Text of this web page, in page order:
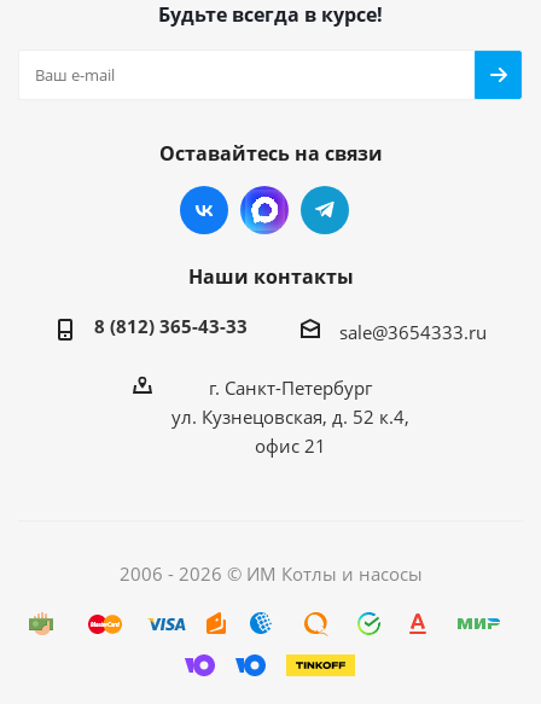
Будьте всегда в курсе!
Оставайтесь на связи
Наши контакты
8 (812) 365-43-33 sale@3654333.ru
г. Санкт-Петербург
ул. Кузнецовская, д. 52 к.4,
офис 21
2006 - 2026 © ИМ Котлы и насосы